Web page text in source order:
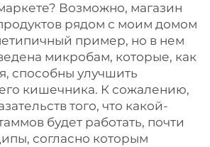
Возможно, магазин
рядом с моим домом
пример, но в нем
микробам, которые, как
способны улучшить
кишечника. К сожалению,
того, что какой-
будет работать, почти
согласно которым